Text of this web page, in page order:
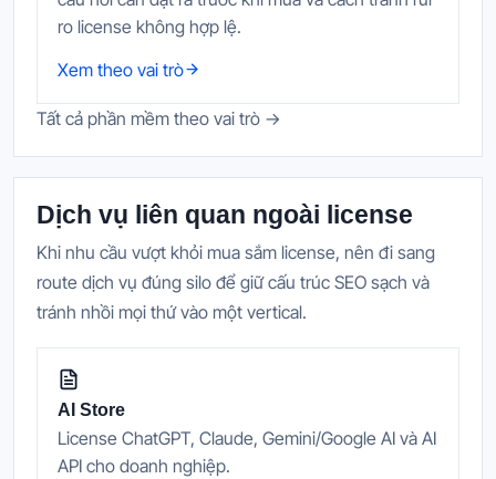
ro license không hợp lệ.
Xem theo vai trò
Tất cả phần mềm theo vai trò →
Dịch vụ liên quan ngoài license
Khi nhu cầu vượt khỏi mua sắm license, nên đi sang
route dịch vụ đúng silo để giữ cấu trúc SEO sạch và
tránh nhồi mọi thứ vào một vertical.
AI Store
License ChatGPT, Claude, Gemini/Google AI và AI
API cho doanh nghiệp.